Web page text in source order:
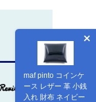
maf pinto コインケ
ース レザー 革 小銭
入れ 財布 ネイビー